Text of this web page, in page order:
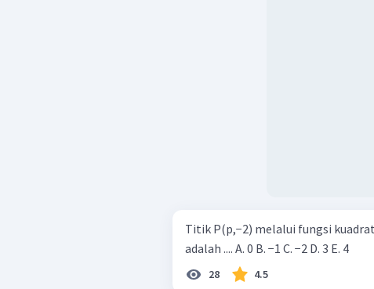
Titik P(p,−2) melalui fungsi
adalah .... A. 0 B. −1 C. −2 D. 3 E. 4
28 4.5